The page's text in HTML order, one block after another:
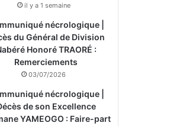
il y a 1 semaine
nécrologique |
du Général de Division
Honoré TRAORÉ :
Remerciements
03/07/2026
nécrologique |
de son Excellence
YAMEOGO : Faire-part